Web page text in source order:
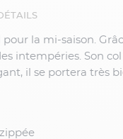
DÉTAILS
intempéries. Son
il se portera très